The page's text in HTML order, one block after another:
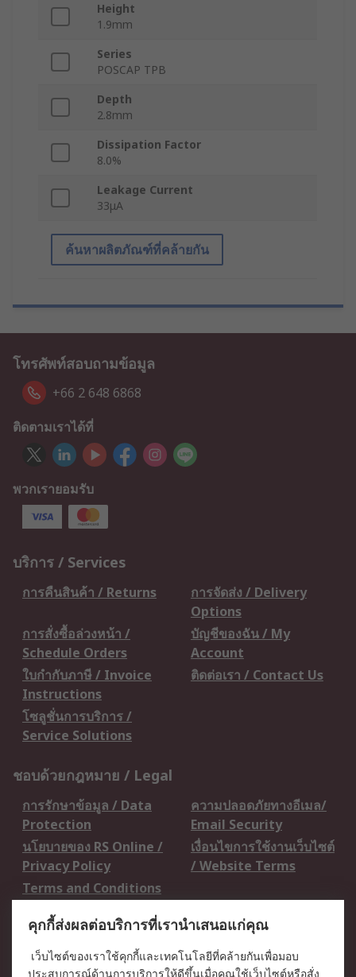
Height
1.9mm
Series
POSCAP TPB
Depth
2.8mm
Dissipation Factor
8.0%
Leakage Current
33μA
ค้นหาผลิตภัณฑ์ที่คล้ายกัน
โทรศัพท์สอบถามข้อมูล
+66 2 648 6868
ติดตามเราได้ที่
พวกเรายอมรับ
บริการ / Services
การคืนสินค้า / Returns
การจัดส่ง / Delivery
Options
การสั่งซื้อล่วงหน้า /
Schedule Orders
บัญชีของฉัน / My
Account
ใบกำกับภาษี / Invoice
Instructions
ติดต่อเรา / Contact Us
โซลูชั่นการบริการ /
Service Solutions
ชอบด้วยกฎหมาย / Legal
การรักษาข้อมูล / Data
Protection
ความปลอดภัยทางอีเมล/
Email Security
นโยบายของ RS Online /
Privacy Policy
เงื่อนไขการใช้งานเว็บไซต์
/ Website Terms
Terms and Conditions
เกี่ยวกับ RS / About RS
คุกกี้ส่งผลต่อบริการที่เรานำเสนอแก่คุณ
เว็บไซต์ของเราใช้คุกกี้และเทคโนโลยีที่คล้ายกันเพื่อมอบ
ประสบการณ์ด้านการบริการให้ดีขึ้นเมื่อคุณใช้เว็บไซต์หรือสั่ง